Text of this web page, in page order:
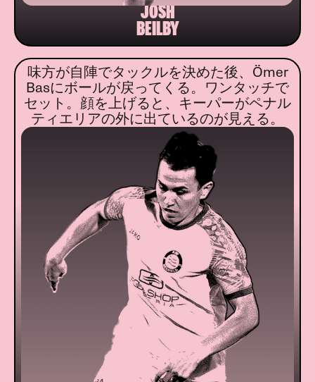
JOSH
BEILBY
味方が自陣でタックルを決めた後、Ömer
Basにボールが戻ってくる。ワンタッチで
セット。顔を上げると、キーパーがペナル
ティエリアの外に出ているのが見える。